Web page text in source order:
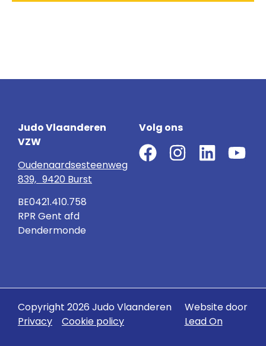
Judo Vlaanderen
VZW
Oudenaardsesteenweg
839, 9420 Burst
BE0421.410.758
RPR Gent afd
Dendermonde
Volg ons
Copyright 2026 Judo Vlaanderen
Privacy
Cookie policy
Website door
Lead On